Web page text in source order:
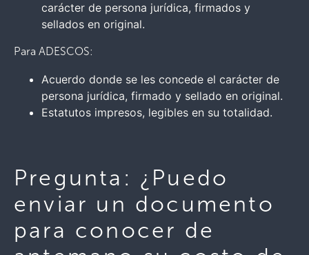
carácter de persona jurídica, firmados y
sellados en original.
Para ADESCOS:
Acuerdo donde se les concede el carácter de
persona jurídica, firmado y sellado en original.
Estatutos impresos, legibles en su totalidad.
Pregunta: ¿Puedo
enviar un documento
para conocer de